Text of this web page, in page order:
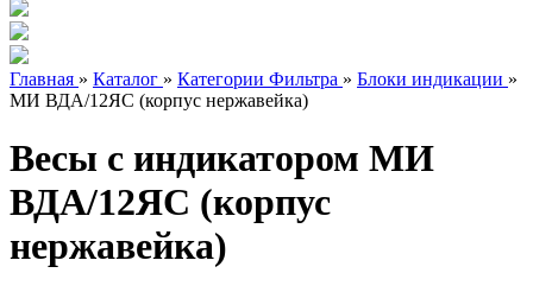
Главная » Каталог » Категории Фильтра » Блоки индикации »
МИ ВДА/12ЯС (корпус нержавейка)
Весы с индикатором МИ
ВДА/12ЯС (корпус
нержавейка)